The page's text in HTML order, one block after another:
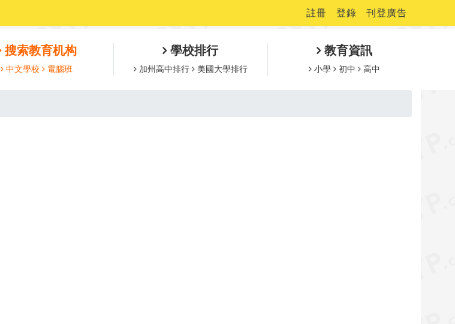
註冊 登錄 刊登廣告
搜索教育机构
中文學校 電腦班
學校排行
加州高中排行 美國大學排行
教育資訊
小學 初中 高中